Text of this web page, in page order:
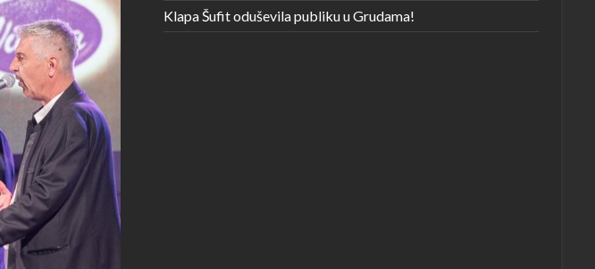
Klapa Šufit oduševila publiku u Grudama!